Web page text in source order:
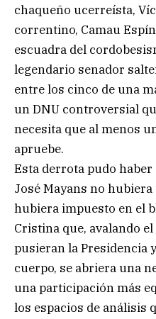
chaqueño ucerreísta,
correntino, Camau
escuadra del
legendario senador
entre los cinco de una
un DNU controversial
necesita que al menos
apruebe.
Esta derrota pudo haber
José Mayans no
hubiera impuesto en el
Cristina que, avalando
pusieran la Presidencia
cuerpo, se abriera una
una participación más
los espacios de análisis